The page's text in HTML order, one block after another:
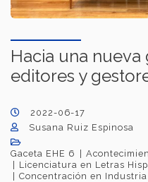
Hacia una
editores y
2022-06-17
Susana Ruiz Espinosa
Gaceta EHE 6
Licenciatura en Letras
Concentración en